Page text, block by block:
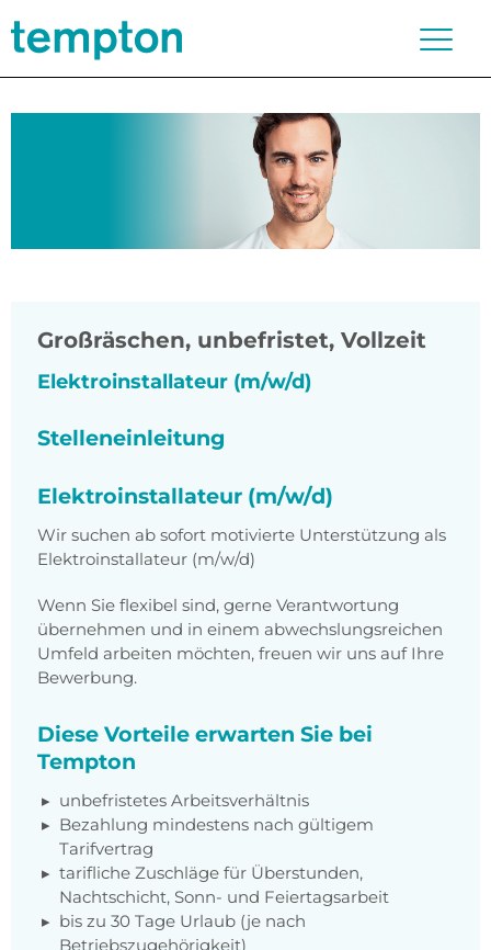
Großräschen, unbefristet, Vollzeit
Elektroinstallateur (m/w/d)
Stelleneinleitung
Elektroinstallateur (m/w/d)
Wir suchen ab sofort motivierte Unterstützung als
Elektroinstallateur (m/w/d)
Wenn Sie flexibel sind, gerne Verantwortung
übernehmen und in einem abwechslungsreichen
Umfeld arbeiten möchten, freuen wir uns auf Ihre
Bewerbung.
Diese Vorteile erwarten Sie bei
Tempton
unbefristetes Arbeitsverhältnis
Bezahlung mindestens nach gültigem
Tarifvertrag
tarifliche Zuschläge für Überstunden,
Nachtschicht, Sonn- und Feiertagsarbeit
bis zu 30 Tage Urlaub (je nach
Betriebszugehörigkeit)